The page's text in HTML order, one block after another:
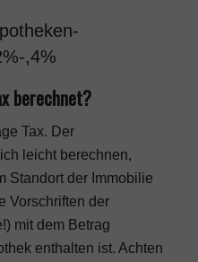
,4%
berechnet?
Tax. Der
leicht berechnen,
Standort der Immobilie
Vorschriften der
mit dem Betrag
enthalten ist. Achten